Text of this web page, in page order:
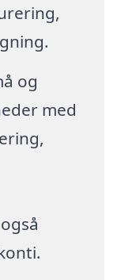
og
med